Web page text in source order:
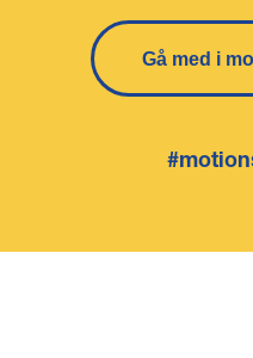
Gå med i